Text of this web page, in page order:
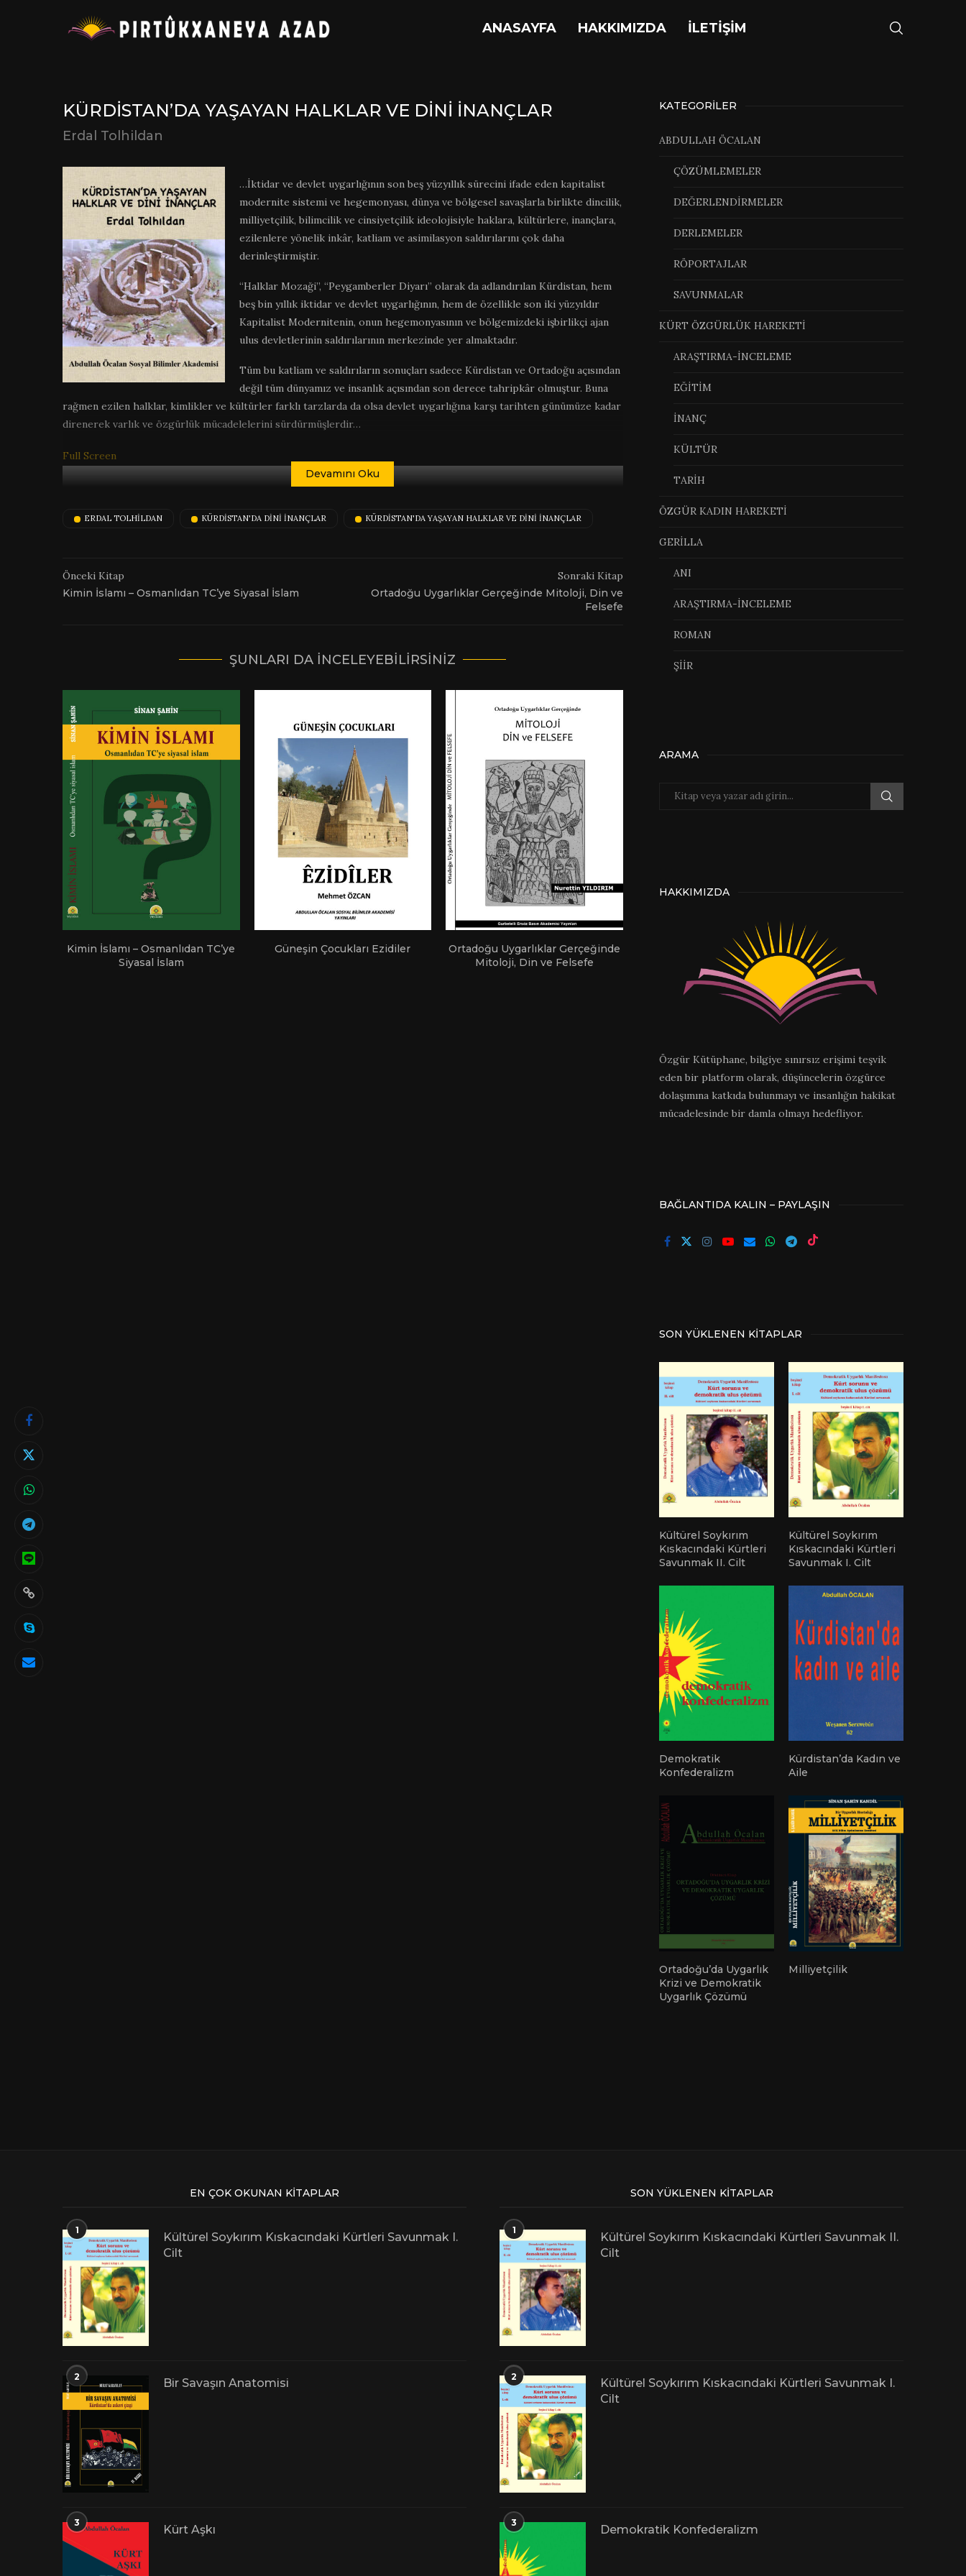
ANASAYFA HAKKIMIZDA İLETİŞİM
KÜRDISTAN’DA YAŞAYAN HALKLAR VE DINI İNANÇLAR
Erdal Tolhildan
…İktidar ve devlet uygarlığının son beş yüzyıllık sürecini ifade eden kapitalist
modernite sistemi ve hegemonyası, dünya ve bölgesel savaşlarla birlikte dincilik,
milliyetçilik, bilimcilik ve cinsiyetçilik ideolojisiyle haklara, kültürlere, inançlara,
ezilenlere yönelik inkâr, katliam ve asimilasyon saldırılarını çok daha
derinleştirmiştir.
“Halklar Mozaği”, “Peygamberler Diyarı” olarak da adlandırılan Kürdistan, hem
beş bin yıllık iktidar ve devlet uygarlığının, hem de özellikle son iki yüzyıldır
Kapitalist Modernitenin, onun hegemonyasının ve bölgemizdeki işbirlikçi ajan
ulus devletlerinin saldırılarının merkezinde yer almaktadır.
Tüm bu katliam ve saldırıların sonuçları sadece Kürdistan ve Ortadoğu açısından
değil tüm dünyamız ve insanlık açısından son derece tahripkâr olmuştur. Buna
rağmen ezilen halklar, kimlikler ve kültürler farklı tarzlarda da olsa devlet uygarlığına karşı tarihten günümüze kadar
direnerek varlık ve özgürlük mücadelelerini sürdürmüşlerdir…
Full Screen
Devamını Oku
ERDAL TOLHILDAN KÜRDISTAN'DA DINI İNANÇLAR KÜRDISTAN'DA YAŞAYAN HALKLAR VE DINI İNANÇLAR
Önceki Kitap
Kimin İslamı – Osmanlıdan TC’ye Siyasal İslam
Sonraki Kitap
Ortadoğu Uygarlıklar Gerçeğinde Mitoloji, Din ve
Felsefe
ŞUNLARI DA INCELEYEBILIRSINIZ
Kimin İslamı – Osmanlıdan TC’ye
Siyasal İslam
Güneşin Çocukları Ezidiler
Ortadoğu Uygarlıklar Gerçeğinde
Mitoloji, Din ve Felsefe
KATEGORILER
ABDULLAH ÖCALAN
ÇÖZÜMLEMELER
DEĞERLENDİRMELER
DERLEMELER
RÖPORTAJLAR
SAVUNMALAR
KÜRT ÖZGÜRLÜK HAREKETİ
ARAŞTIRMA-İNCELEME
EĞİTİM
İNANÇ
KÜLTÜR
TARİH
ÖZGÜR KADIN HAREKETİ
GERİLLA
ANI
ARAŞTIRMA-İNCELEME
ROMAN
ŞİİR
ARAMA
HAKKIMIZDA
Özgür Kütüphane, bilgiye sınırsız erişimi teşvik
eden bir platform olarak, düşüncelerin özgürce
dolaşımına katkıda bulunmayı ve insanlığın hakikat
mücadelesinde bir damla olmayı hedefliyor.
BAĞLANTIDA KALIN – PAYLAŞIN
SON YÜKLENEN KITAPLAR
Kültürel Soykırım
Kıskacındaki Kürtleri
Savunmak II. Cilt
Kültürel Soykırım
Kıskacındaki Kürtleri
Savunmak I. Cilt
Demokratik
Konfederalizm
Kürdistan’da Kadın ve
Aile
Ortadoğu’da Uygarlık
Krizi ve Demokratik
Uygarlık Çözümü
Milliyetçilik
EN ÇOK OKUNAN KITAPLAR
1
Kültürel Soykırım Kıskacındaki Kürtleri Savunmak I.
Cilt
2 Bir Savaşın Anatomisi
3 Kürt Aşkı
SON YÜKLENEN KITAPLAR
1
Kültürel Soykırım Kıskacındaki Kürtleri Savunmak II.
Cilt
2
Kültürel Soykırım Kıskacındaki Kürtleri Savunmak I.
Cilt
3 Demokratik Konfederalizm